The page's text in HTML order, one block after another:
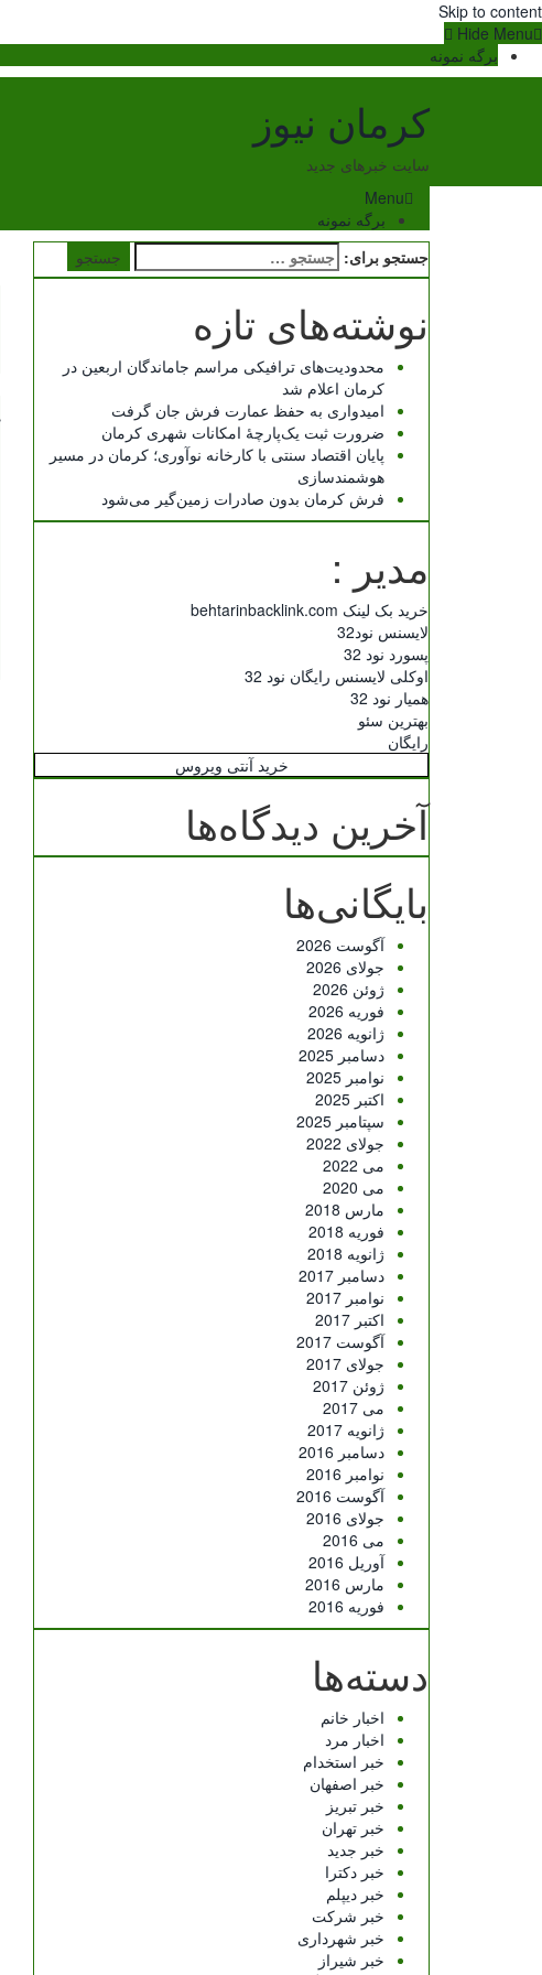
Skip to content
Hide Menu
برگه نمونه
کرمان نیوز
سایت خبرهای جدید
Menu
برگه نمونه
جستجو برای:
نوشته‌های تازه
محدودیت‌های ترافیکی مراسم جاماندگان اربعین در
کرمان اعلام شد
امیدواری به حفظ عمارت فرش جان گرفت
ضرورت ثبت یک‌پارچۀ امکانات شهری کرمان
پایان اقتصاد سنتی با کارخانه نوآوری؛ کرمان در مسیر
هوشمندسازی
فرش کرمان بدون صادرات زمین‌گیر می‌شود
مدیر :
خرید بک لینک behtarinbacklink.com
لایسنس نود32
پسورد نود 32
اوکلی لایسنس رایگان نود 32
همیار نود 32
بهترین سئو
رایگان
خرید آنتی ویروس
آخرین دیدگاه‌ها
بایگانی‌ها
آگوست 2026
جولای 2026
ژوئن 2026
فوریه 2026
ژانویه 2026
دسامبر 2025
نوامبر 2025
اکتبر 2025
سپتامبر 2025
جولای 2022
می 2022
می 2020
مارس 2018
فوریه 2018
ژانویه 2018
دسامبر 2017
نوامبر 2017
اکتبر 2017
آگوست 2017
جولای 2017
ژوئن 2017
می 2017
ژانویه 2017
دسامبر 2016
نوامبر 2016
آگوست 2016
جولای 2016
می 2016
آوریل 2016
مارس 2016
فوریه 2016
دسته‌ها
اخبار خانم
اخبار مرد
خبر استخدام
خبر اصفهان
خبر تبریز
خبر تهران
خبر جدید
خبر دکترا
خبر دیپلم
خبر شرکت
خبر شهرداری
خبر شیراز